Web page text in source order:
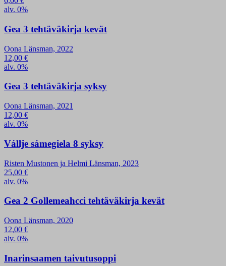
alv. 0%
Gea 3 tehtäväkirja kevät
Oona Länsman, 2022
12,00 €
alv. 0%
Gea 3 tehtäväkirja syksy
Oona Länsman, 2021
12,00 €
alv. 0%
Vállje sámegiela 8 syksy
Risten Mustonen ja Helmi Länsman, 2023
25,00 €
alv. 0%
Gea 2 Gollemeahcci tehtäväkirja kevät
Oona Länsman, 2020
12,00 €
alv. 0%
Inarinsaamen taivutusoppi